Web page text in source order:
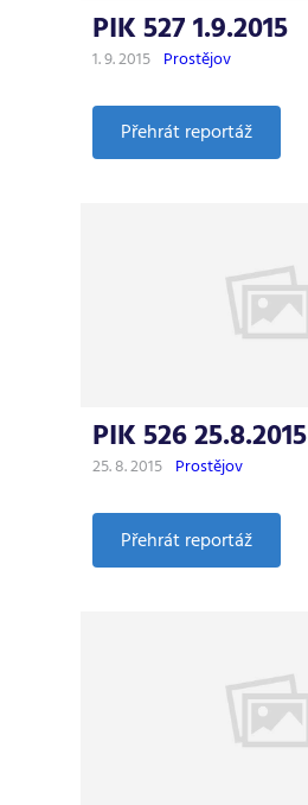
PIK 527 1.9.2015
1. 9. 2015 Prostějov
Přehrát reportáž:
PIK
PIK 526 25.8.2015
25. 8. 2015 Prostějov
Přehrát reportáž:
PIK